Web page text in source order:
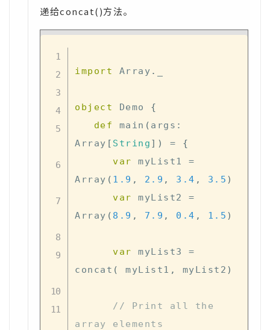
递给concat()方法。
import Array .
object Demo {
def
main ( args :
Array [ String ] ) =
{
var myList1 =
Array ( 1.9 , 2.9 , 3.4 , 3.5 )
var myList2 =
Array ( 8.9 , 7.9 , 0.4 , 1.5 )
var myList3 =
concat ( myList1 , myList2 )
// Print all the
array elements